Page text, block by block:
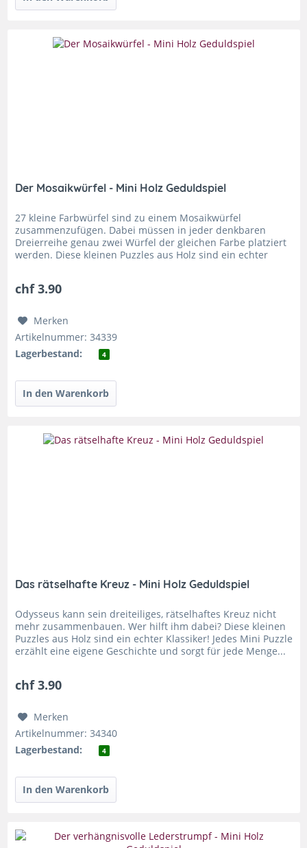
Der Mosaikwürfel - Mini Holz Geduldspiel
27 kleine Farbwürfel sind zu einem Mosaikwürfel
zusammenzufügen. Dabei müssen in jeder denkbaren
Dreierreihe genau zwei Würfel der gleichen Farbe platziert
werden. Diese kleinen Puzzles aus Holz sind ein echter
chf 3.90
Merken
Artikelnummer: 34339
Lagerbestand:
4
Das rätselhafte Kreuz - Mini Holz Geduldspiel
Odysseus kann sein dreiteiliges, rätselhaftes Kreuz nicht
mehr zusammenbauen. Wer hilft ihm dabei? Diese kleinen
Puzzles aus Holz sind ein echter Klassiker! Jedes Mini Puzzle
erzählt eine eigene Geschichte und sorgt für jede Menge...
chf 3.90
Merken
Artikelnummer: 34340
Lagerbestand:
4